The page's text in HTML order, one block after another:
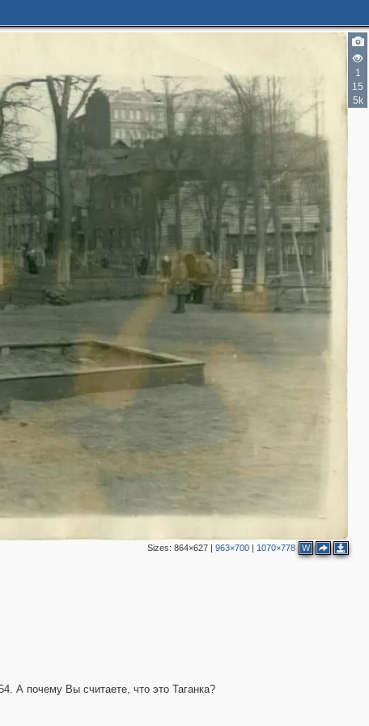
1
15
5k
Sizes: 864×627| 963×700| 1070×778 W
А почему Вы считаете, что это Таганка?